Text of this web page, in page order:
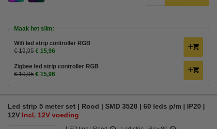
Maak het slim:
Wifi led strip controller RGB
€ 19,95 € 15,96
Zigbee led strip controller RGB
€ 19,95 € 15,96
Led strip 5 meter set | Rood | SMD 3528 | 60 leds p/m | IP20 |
12V Incl. 12V voeding